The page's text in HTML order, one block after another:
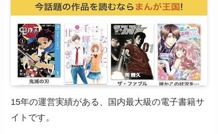
15年の運営実績がある、国内最大級の電子書籍サ
イトです。